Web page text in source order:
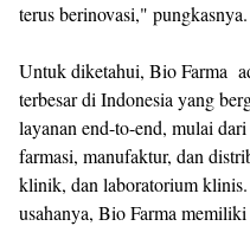
terus berinovasi," pungkasnya.
Untuk diketahui, Bio Farma
terbesar di Indonesia yang
layanan end-to-end, mulai
farmasi, manufaktur, dan
klinik, dan laboratorium
usahanya, Bio Farma